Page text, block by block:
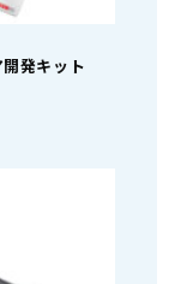
発キット